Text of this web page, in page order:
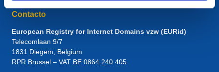
Contacto
European Registry for Internet Domains vzw (EURid)
Telecomlaan 9/7
1831 Diegem , Belgium
RPR Brussel – VAT BE 0864.240.405